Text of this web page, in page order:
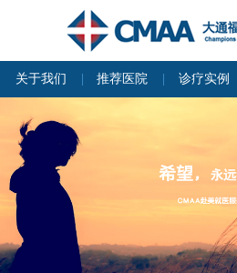
关于我们 推荐医院 诊疗实例